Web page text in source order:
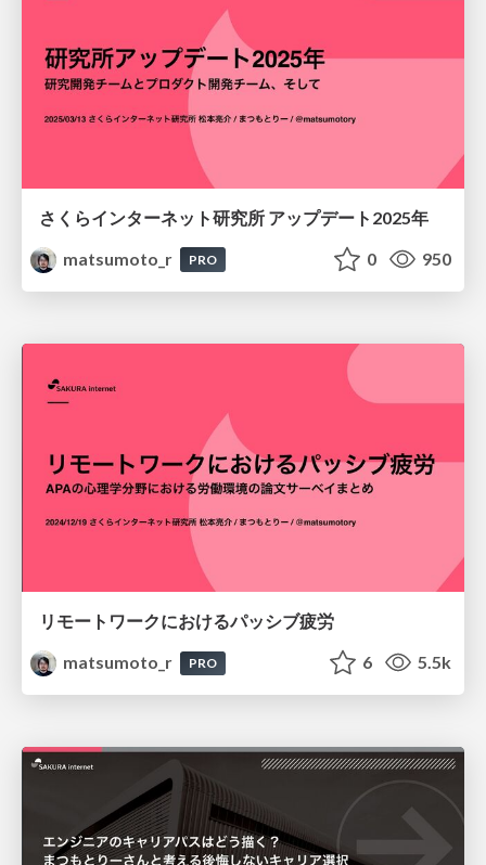
さくらインターネット研究所 アップデート2025年
matsumoto_r
PRO 0 950
リモートワークにおけるパッシブ疲労
matsumoto_r
PRO 6 5.5k